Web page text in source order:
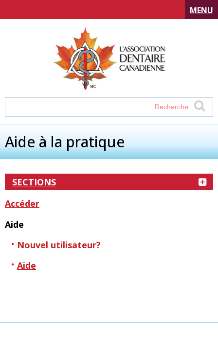
MENU
Aide à la pratique
SECTIONS
Accéder
Aide
Nouvel utilisateur?
Aide